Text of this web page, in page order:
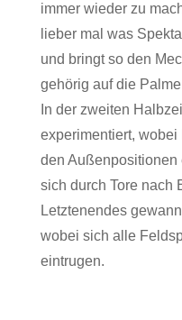
immer wieder zu
lieber mal was
und bringt so den
gehörig auf die
In der zweiten
experimentiert,
den Außenpositionen
sich durch Tore nach
Letztenendes
wobei sich alle
eintrugen.